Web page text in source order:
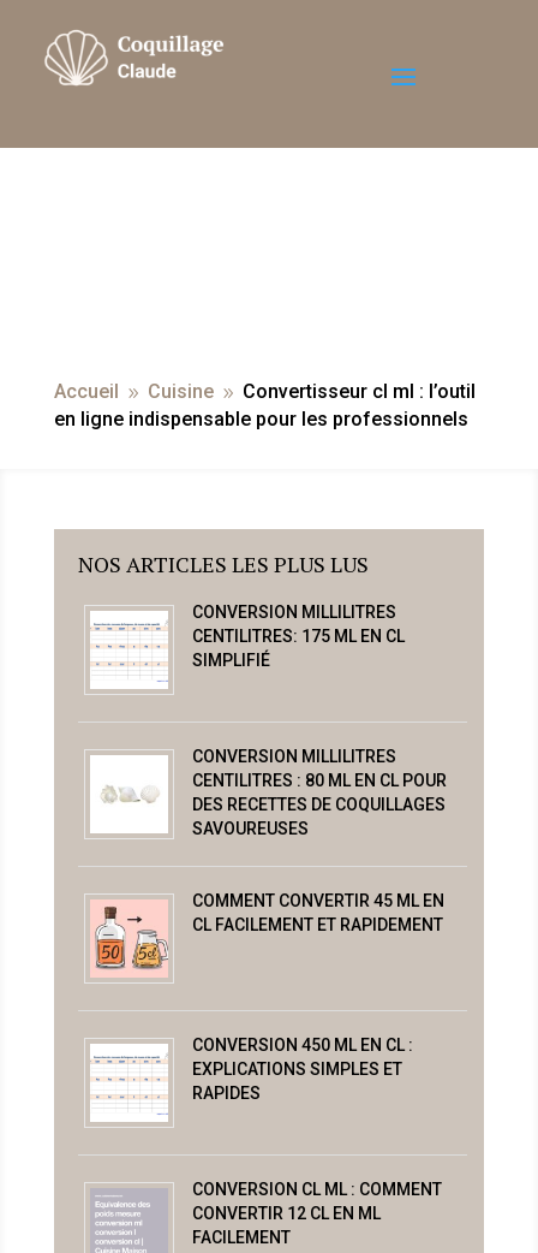
Accueil 9 Cuisine 9 Convertisseur cl ml : l’outil
en ligne indispensable pour les professionnels
NOS ARTICLES LES PLUS LUS
CONVERSION MILLILITRES
CENTILITRES: 175 ML EN CL
SIMPLIFIÉ
CONVERSION MILLILITRES
CENTILITRES : 80 ML EN CL POUR
DES RECETTES DE COQUILLAGES
SAVOUREUSES
COMMENT CONVERTIR 45 ML EN
CL FACILEMENT ET RAPIDEMENT
CONVERSION 450 ML EN CL :
EXPLICATIONS SIMPLES ET
RAPIDES
CONVERSION CL ML : COMMENT
CONVERTIR 12 CL EN ML
FACILEMENT